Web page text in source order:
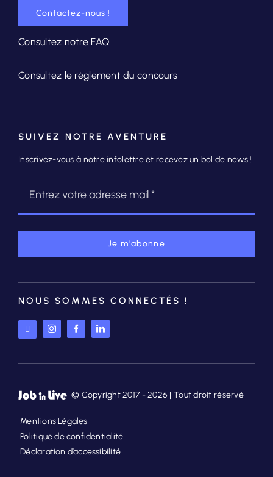
Contactez-nous !
Consultez notre FAQ
Consultez le règlement du concours
SUIVEZ NOTRE AVENTURE
Inscrivez-vous à notre infolettre et recevez un bol de news !
Je m'abonne
NOUS SOMMES CONNECTÉS !
© Copyright 2017 - 2026 | Tout droit réservé
Mentions Légales
Politique de confidentialité
Déclaration d’accessibilité